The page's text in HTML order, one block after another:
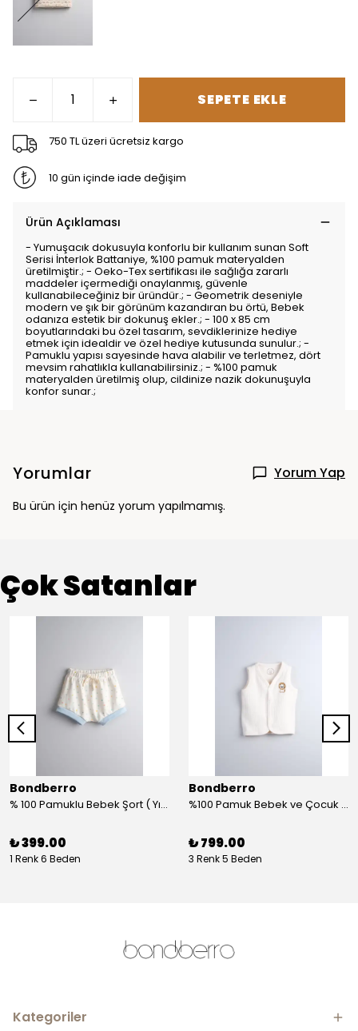
SEPETE EKLE
750 TL üzeri ücretsiz kargo
10 gün içinde iade değişim
Ürün Açıklaması
- Yumuşacık dokusuyla konforlu bir kullanım sunan Soft
Serisi İnterlok Battaniye, %100 pamuk materyalden
üretilmiştir.; - Oeko-Tex sertifikası ile sağlığa zararlı
maddeler içermediği onaylanmış, güvenle
kullanabileceğiniz bir üründür.; - Geometrik deseniyle
modern ve şık bir görünüm kazandıran bu örtü, Bebek
odanıza estetik bir dokunuş ekler.; - 100 x 85 cm
boyutlarındaki bu özel tasarım, sevdiklerinize hediye
etmek için idealdir ve özel hediye kutusunda sunulur.; -
Pamuklu yapısı sayesinde hava alabilir ve terletmez, dört
mevsim rahatlıkla kullanabilirsiniz.; - %100 pamuk
materyalden üretilmiş olup, cildinize nazik dokunuşuyla
konfor sunar.;
Yorumlar Yorum Yap
Bu ürün için henüz yorum yapılmamış.
Çok Satanlar
Bondberro
% 100 Pamuklu Bebek Şort ( Yıldız )
₺ 399.00
1 Renk 6 Beden
Bondberro
%100 Pamuk Bebek ve Çocuk Yelek - aslan
₺ 799.00
3 Renk 5 Beden
Kategoriler